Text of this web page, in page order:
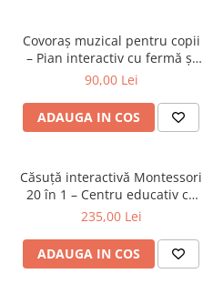
Covoraș muzical pentru copii
– Pian interactiv cu fermă și
numere
90,00 Lei
ADAUGA IN COS
Căsuță interactivă Montessori
20 în 1 – Centru educativ cu
lumini, muzică și activități
235,00 Lei
ADAUGA IN COS